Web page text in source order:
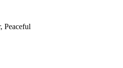
Peaceful